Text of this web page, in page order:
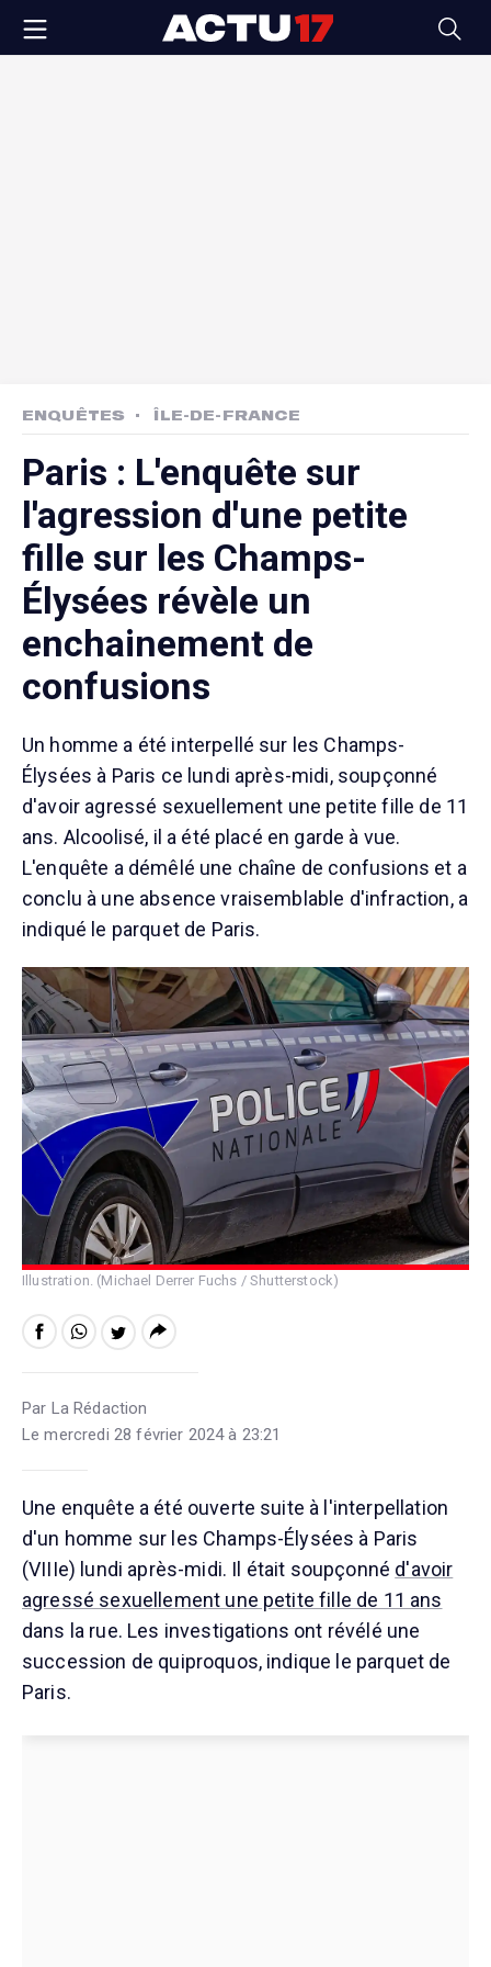
ENQUÊTES ÎLE-DE-FRANCE
Paris : L'enquête sur
l'agression d'une petite
fille sur les Champs-
Élysées révèle un
enchainement de
confusions
Un homme a été interpellé sur les Champs-
Élysées à Paris ce lundi après-midi, soupçonné
d'avoir agressé sexuellement une petite fille de 11
ans. Alcoolisé, il a été placé en garde à vue.
L'enquête a démêlé une chaîne de confusions et a
conclu à une absence vraisemblable d'infraction, a
indiqué le parquet de Paris.
Illustration. (Michael Derrer Fuchs / Shutterstock)
Par La Rédaction
Le mercredi 28 février 2024 à 23:21
Une enquête a été ouverte suite à l'interpellation
d'un homme sur les Champs-Élysées à Paris
(VIIIe) lundi après-midi. Il était soupçonné d'avoir
agressé sexuellement une petite fille de 11 ans
dans la rue. Les investigations ont révélé une
succession de quiproquos, indique le parquet de
Paris.